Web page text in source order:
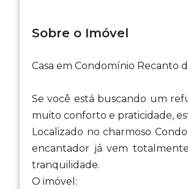
Sobre o Imóvel
Casa em Condomínio Recanto
Se você está buscando um
muito conforto e praticidade,
Localizado no charmoso
encantador já vem
tranquilidade.
O imóvel: